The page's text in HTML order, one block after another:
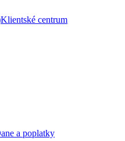
Klientské centrum
a poplatky